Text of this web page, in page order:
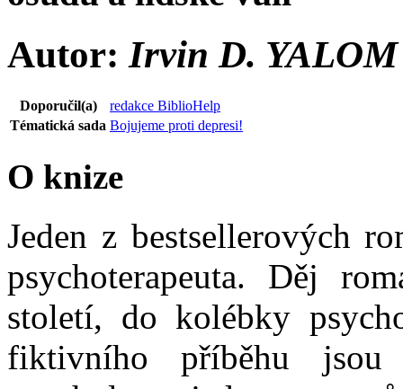
Autor:Irvin D. YALOM
Doporučil(a)
redakce BiblioHelp
Tématická sada Bojujeme proti depresi!
O knize
Jeden z bestsellerových
psychoterapeuta. Děj
století, do kolébky
fiktivního příběhu